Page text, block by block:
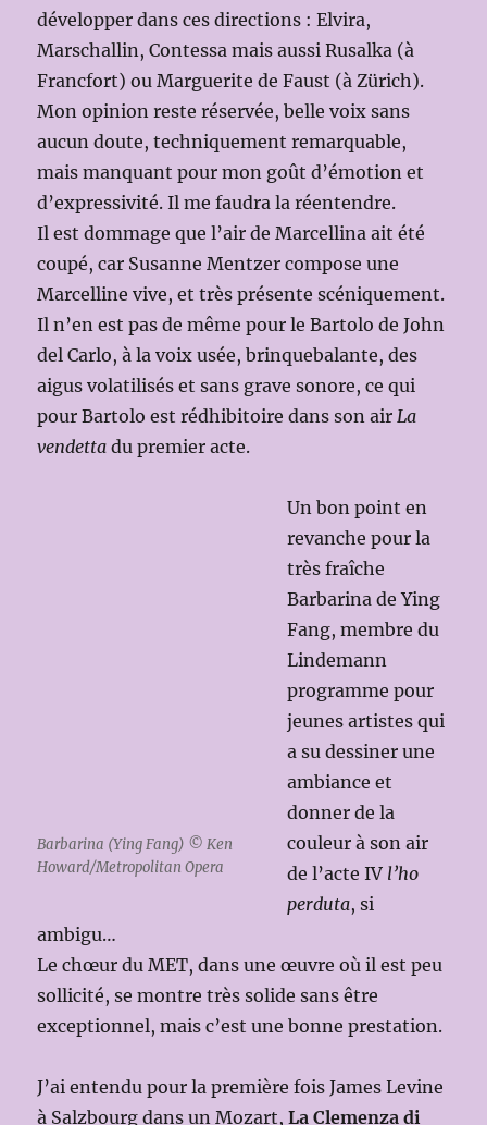
développer dans ces directions : Elvira,
Marschallin, Contessa mais aussi Rusalka (à
Francfort) ou Marguerite de Faust (à Zürich).
Mon opinion reste réservée, belle voix sans
aucun doute, techniquement remarquable,
mais manquant pour mon goût d’émotion et
d’expressivité. Il me faudra la réentendre.
Il est dommage que l’air de Marcellina ait été
coupé, car Susanne Mentzer compose une
Marcelline vive, et très présente scéniquement.
Il n’en est pas de même pour le Bartolo de John
del Carlo, à la voix usée, brinquebalante, des
aigus volatilisés et sans grave sonore, ce qui
pour Bartolo est rédhibitoire dans son air La
vendetta du premier acte.
Barbarina (Ying Fang) © Ken
Howard/Metropolitan Opera
Un bon point en
revanche pour la
très fraîche
Barbarina de Ying
Fang, membre du
Lindemann
programme pour
jeunes artistes qui
a su dessiner une
ambiance et
donner de la
couleur à son air
de l’acte IV l’ho
perduta, si
ambigu…
Le chœur du MET, dans une œuvre où il est peu
sollicité, se montre très solide sans être
exceptionnel, mais c’est une bonne prestation.
J’ai entendu pour la première fois James Levine
à Salzbourg dans un Mozart,La Clemenza di